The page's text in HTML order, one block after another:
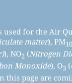
used for the Air
matter), PM10
), NO2 (Nitrogen
Monoxide), O3 (
this page are